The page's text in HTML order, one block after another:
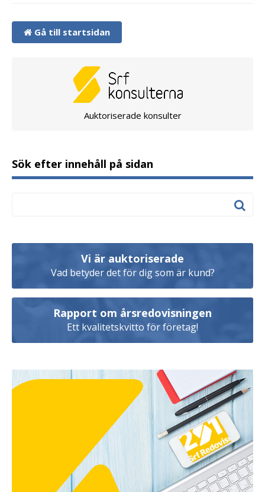
Gå till startsidan
Auktoriserade konsulter
Sök efter innehåll på sidan
Vi är auktoriserade
Vad betyder det för dig som är kund?
Rapport om årsredovisningen
Ett kvalitetskvitto för företag!